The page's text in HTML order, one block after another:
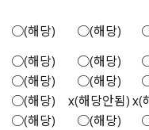
○(해당) ○(해당)
○(해당) ○(해당)
○(해당) ○(해당)
○(해당) x(해당안됨)x(
○(해당) ○(해당)